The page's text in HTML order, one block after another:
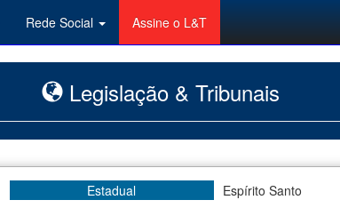
Rede Social Assine o L&T
Legislação & Tribunais
Estadual Espírito Santo